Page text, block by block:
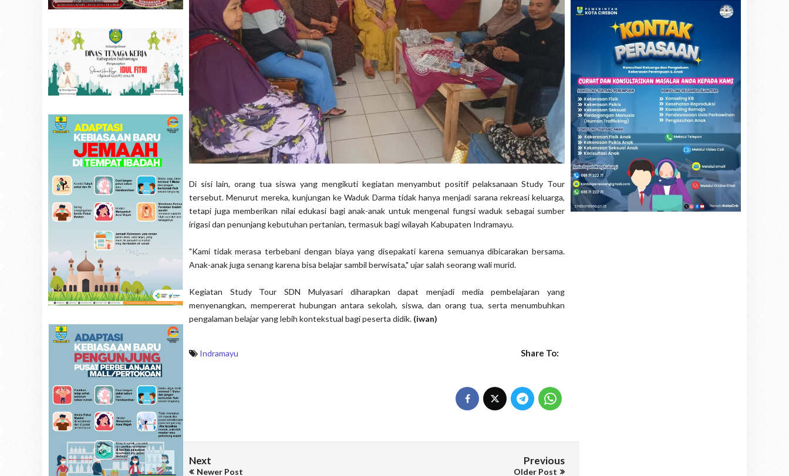
Di sisi lain, orang tua siswa yang mengikuti kegiatan menyambut positif pelaksanaan Study Tour
tersebut. Menurut mereka, kunjungan ke Waduk Darma tidak hanya menjadi sarana rekreasi keluarga,
tetapi juga memberikan nilai edukasi bagi anak-anak untuk mengenal fungsi waduk sebagai sumber
irigasi dan penunjang kebutuhan pertanian, termasuk bagi wilayah Kabupaten Indramayu.
"Kami tidak merasa terbebani dengan biaya yang disepakati karena semuanya dibicarakan bersama.
Anak-anak juga senang karena bisa belajar sambil berwisata," ujar salah seorang wali murid.
Kegiatan Study Tour SDN Mulyasari diharapkan dapat menjadi media pembelajaran yang
menyenangkan, mempererat hubungan antara sekolah, siswa, dan orang tua, serta menumbuhkan
pengalaman belajar yang lebih kontekstual bagi peserta didik. (iwan)
Indramayu Share To:
Next
Newer Post
Previous
Older Post